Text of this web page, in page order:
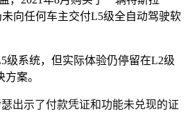
向任何车主交付L5级全自动驾驶软
级系统，但实际体验仍停留在L2级
案。
出示了付款凭证和功能未兑现的证